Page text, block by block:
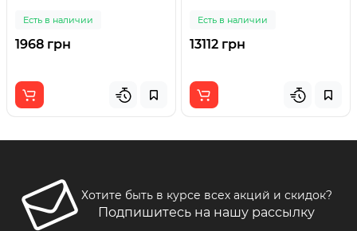
Есть в наличии
1968 грн
Есть в наличии
13112 грн
Хотите быть в курсе всех акций и скидок?
Подпишитесь на нашу рассылку